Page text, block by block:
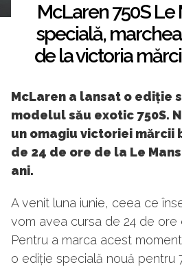
McLaren 750S Le
specială,
de la victoria
McLaren a lansat o ediție
modelul său exotic 750S.
un omagiu victoriei mărcii
de 24 de ore de la Le
ani.
A venit luna iunie, ceea ce
vom avea cursa de 24 de ore
Pentru a marca acest
o ediție specială nouă pentru